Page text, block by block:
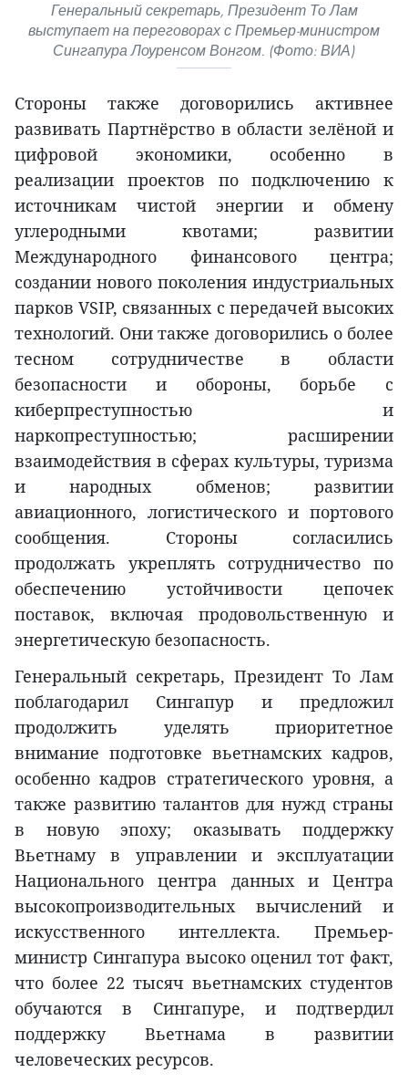
Генеральный секретарь, Президент То Лам
выступает на переговорах с Премьер-министром
Сингапура Лоуренсом Вонгом. (Фото: ВИА)
Стороны также договорились активнее
развивать Партнёрство в области зелёной и
цифровой экономики, особенно в
реализации проектов по подключению к
источникам чистой энергии и обмену
углеродными квотами; развитии
Международного финансового центра;
создании нового поколения индустриальных
парков VSIP, связанных с передачей высоких
технологий. Они также договорились о более
тесном сотрудничестве в области
безопасности и обороны, борьбе с
киберпреступностью и
наркопреступностью; расширении
взаимодействия в сферах культуры, туризма
и народных обменов; развитии
авиационного, логистического и портового
сообщения. Стороны согласились
продолжать укреплять сотрудничество по
обеспечению устойчивости цепочек
поставок, включая продовольственную и
энергетическую безопасность.
Генеральный секретарь, Президент То Лам
поблагодарил Сингапур и предложил
продолжить уделять приоритетное
внимание подготовке вьетнамских кадров,
особенно кадров стратегического уровня, а
также развитию талантов для нужд страны
в новую эпоху; оказывать поддержку
Вьетнаму в управлении и эксплуатации
Национального центра данных и Центра
высокопроизводительных вычислений и
искусственного интеллекта. Премьер-
министр Сингапура высоко оценил тот факт,
что более 22 тысяч вьетнамских студентов
обучаются в Сингапуре, и подтвердил
поддержку Вьетнама в развитии
человеческих ресурсов.